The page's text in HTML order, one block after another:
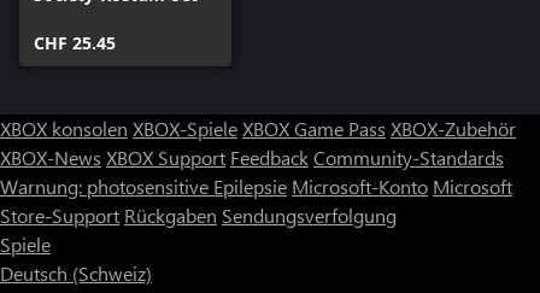
CHF 25.45
XBOX konsolen XBOX-SpieleXBOX Game Pass XBOX-Zubehör
XBOX-News XBOX Support FeedbackCommunity-Standards
Warnung: photosensitive Epilepsie Microsoft-Konto Microsoft
Store-Support Rückgaben Sendungsverfolgung
Spiele
Deutsch (Schweiz)